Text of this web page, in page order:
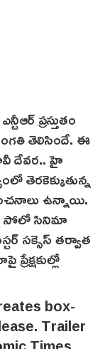
ప్రస్తుతం
తెలిసిందే. ఈ
దేవర.. హై
తెర‌కెక్కుతున్న
ఉన్నాయి.
సోలో సినిమా
సక్సెస్ తర్వాత